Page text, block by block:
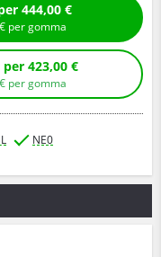
con montaggio per 444,00 €
€ per gomma
Compra senza montaggio per 423,00 €
€ per gomma
NE0